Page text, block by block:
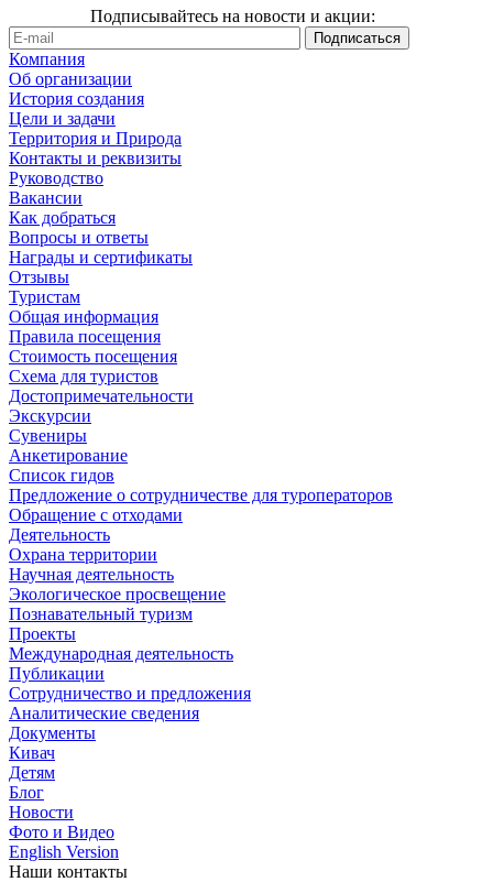
Подписывайтесь на новости и акции:
Компания
Об организации
История создания
Цели и задачи
Территория и Природа
Контакты и реквизиты
Руководство
Вакансии
Как добраться
Вопросы и ответы
Награды и сертификаты
Отзывы
Туристам
Общая информация
Правила посещения
Стоимость посещения
Схема для туристов
Достопримечательности
Экскурсии
Сувениры
Анкетирование
Список гидов
Предложение о сотрудничестве для туроператоров
Обращение с отходами
Деятельность
Охрана территории
Научная деятельность
Экологическое просвещение
Познавательный туризм
Проекты
Международная деятельность
Публикации
Сотрудничество и предложения
Аналитические сведения
Документы
Кивач
Детям
Блог
Новости
Фото и Видео
English Version
Наши контакты